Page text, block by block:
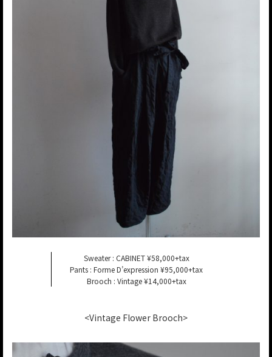
Sweater : CABINET ¥58,000+tax
Pants : Forme D’expression ¥95,000+tax
Brooch : Vintage ¥14,000+tax
<Vintage Flower Brooch>